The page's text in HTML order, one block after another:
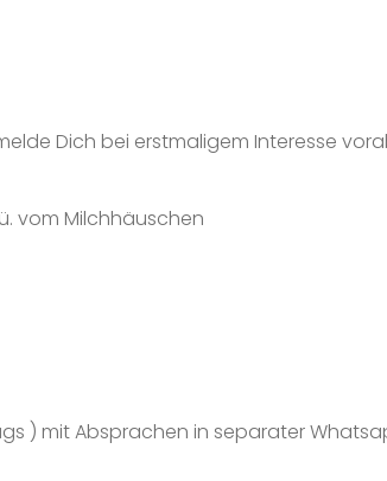
Dich bei erstmaligem Interesse
vom Milchhäuschen
) mit Absprachen in separater